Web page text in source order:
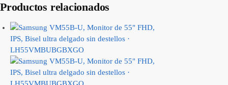
Productos relacionados